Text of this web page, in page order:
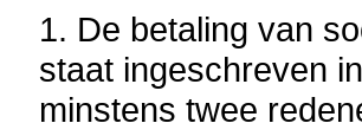
1. De betaling van
staat ingeschreven
minstens twee